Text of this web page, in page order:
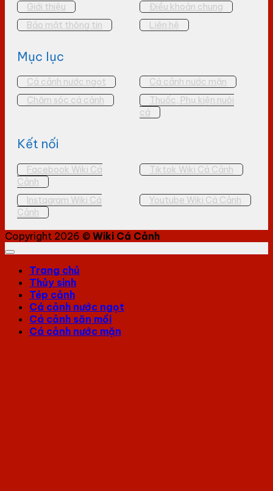
Giới thiệu
Điều khoản chung
Bảo mật thông tin
Liên hệ
Mục lục
Cá cảnh nước ngọt
Cá cảnh nước mặn
Chăm sóc cá cảnh
Thuốc, Phụ kiện nuôi
cá
Kết nối
Facebook Wiki Cá
Cảnh
Tiktok Wiki Cá Cảnh
Instagram Wiki Cá
Cảnh
Youtube Wiki Cá Cảnh
Copyright 2026 © Wiki Cá Cảnh
Trang chủ
Thủy sinh
Tép cảnh
Cá cảnh nước ngọt
Cá cảnh săn mồi
Cá cảnh nước mặn